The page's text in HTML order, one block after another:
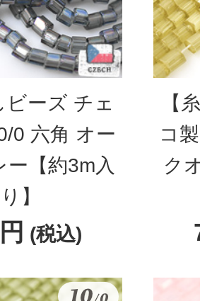
ビーズ チェ
0 六角 オー
ー【約3m入
り】
(税込)
【
コ
ク